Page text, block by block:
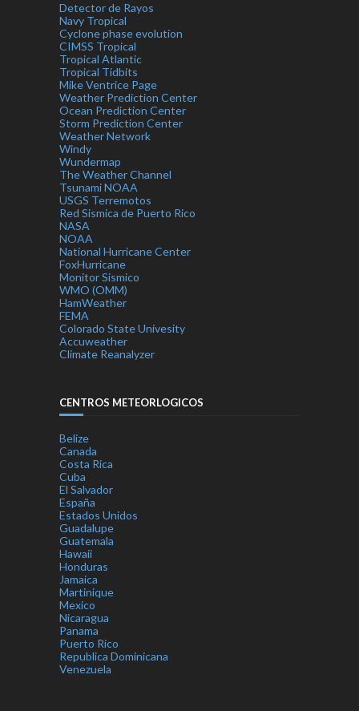
Detector de Rayos
Navy Tropical
Cyclone phase evolution
CIMSS Tropical
Tropical Atlantic
Tropical Tidbits
Mike Ventrice Page
Weather Prediction Center
Ocean Prediction Center
Storm Prediction Center
Weather Network
Windy
Wundermap
The Weather Channel
Tsunami NOAA
USGS Terremotos
Red Sismica de Puerto Rico
NASA
NOAA
National Hurricane Center
FoxHurricane
Monitor Sismico
WMO (OMM)
HamWeather
FEMA
Colorado State Univesity
Accuweather
Climate Reanalyzer
CENTROS METEORLOGICOS
Belize
Canada
Costa Rica
Cuba
El Salvador
España
Estados Unidos
Guadalupe
Guatemala
Hawaii
Honduras
Jamaica
Martinique
Mexico
Nicaragua
Panama
Puerto Rico
Republica Dominicana
Venezuela